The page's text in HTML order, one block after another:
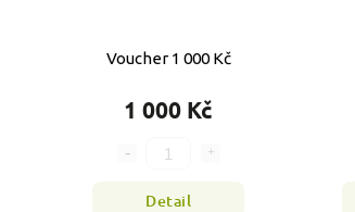
Voucher 1 000 Kč
1 000 Kč
Detail